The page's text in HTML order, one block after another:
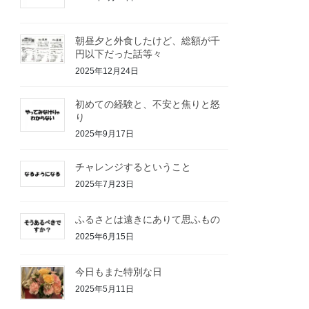
朝昼夕と外食したけど、総額が千
円以下だった話等々
2025年12月24日
初めての経験と、不安と焦りと怒
り
2025年9月17日
チャレンジするということ
2025年7月23日
ふるさとは遠きにありて思ふもの
2025年6月15日
今日もまた特別な日
2025年5月11日